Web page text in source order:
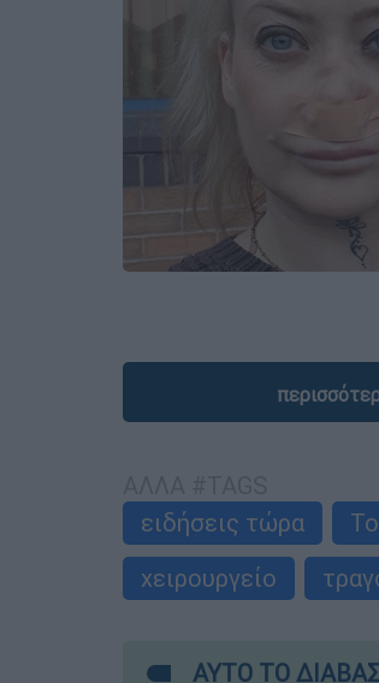
ειδήσεις τώρα
χειρουργείο
ΑΥΤΟ ΤΟ